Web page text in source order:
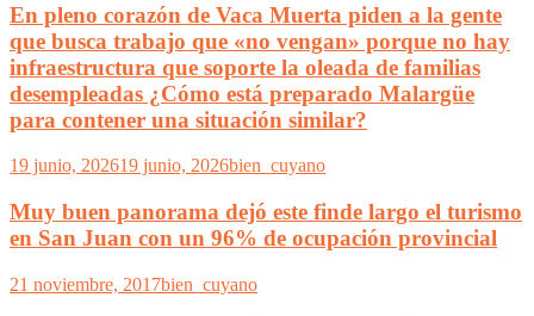
En pleno corazón de Vaca Muerta piden a la gente
que busca trabajo que «no vengan» porque no hay
infraestructura que soporte la oleada de familias
desempleadas ¿Cómo está preparado Malargüe
para contener una situación similar?
19 junio, 202619 junio, 2026bien_cuyano
Muy buen panorama dejó este finde largo el turismo
en San Juan con un 96% de ocupación provincial
21 noviembre, 2017bien_cuyano